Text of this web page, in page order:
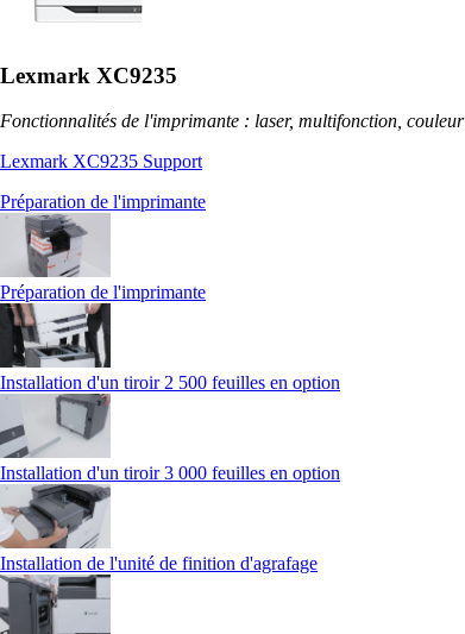
Lexmark XC9235
Fonctionnalités de l'imprimante : laser, multifonction, couleur
Lexmark XC9235 Support
Préparation de l'imprimante
Préparation de l'imprimante
Installation d'un tiroir 2 500 feuilles en option
Installation d'un tiroir 3 000 feuilles en option
Installation de l'unité de finition d'agrafage